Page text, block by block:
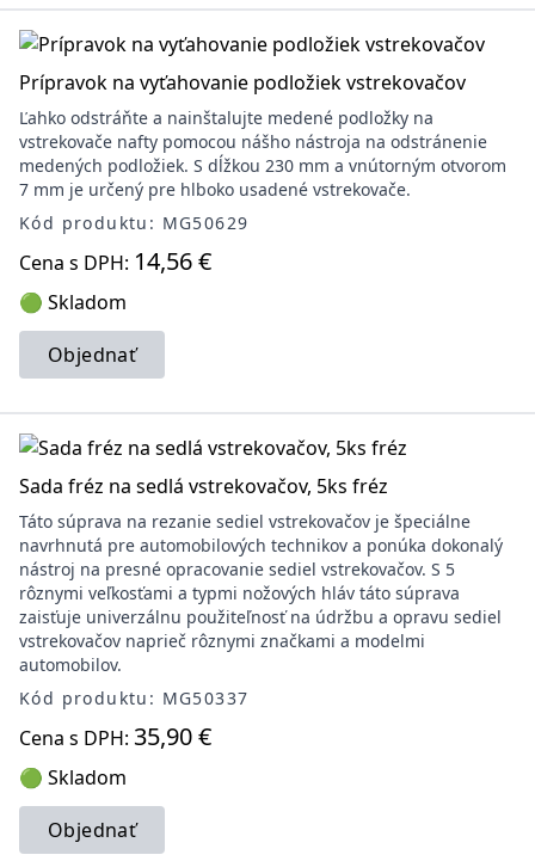
Prípravok na vyťahovanie podložiek vstrekovačov
Ľahko odstráňte a nainštalujte medené podložky na
vstrekovače nafty pomocou nášho nástroja na odstránenie
medených podložiek. S dĺžkou 230 mm a vnútorným otvorom
7 mm je určený pre hlboko usadené vstrekovače.
Kód produktu: MG50629
Cena s DPH: 14,56 €
🟢 Skladom
Objednať
Sada fréz na sedlá vstrekovačov, 5ks fréz
Táto súprava na rezanie sediel vstrekovačov je špeciálne
navrhnutá pre automobilových technikov a ponúka dokonalý
nástroj na presné opracovanie sediel vstrekovačov. S 5
rôznymi veľkosťami a typmi nožových hláv táto súprava
zaisťuje univerzálnu použiteľnosť na údržbu a opravu sediel
vstrekovačov naprieč rôznymi značkami a modelmi
automobilov.
Kód produktu: MG50337
Cena s DPH: 35,90 €
🟢 Skladom
Objednať